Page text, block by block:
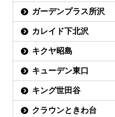
ガーデンプラス所沢
カレイド下北沢
キクヤ昭島
キューデン東口
キング世田谷
クラウンときわ台